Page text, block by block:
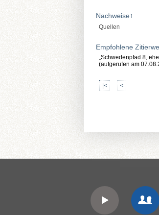
Nachweise↑
Quellen
Empfohlene
„Schwedenpfad 8,
(aufgerufen am
|< <